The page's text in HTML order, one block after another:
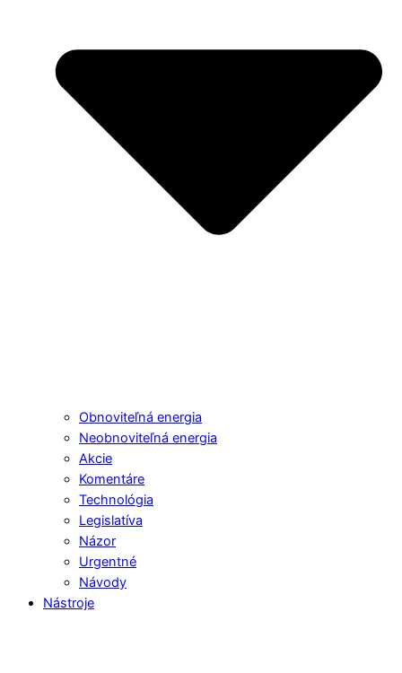
Obnoviteľná energia
Neobnoviteľná energia
Akcie
Komentáre
Technológia
Legislatíva
Názor
Urgentné
Návody
Nástroje